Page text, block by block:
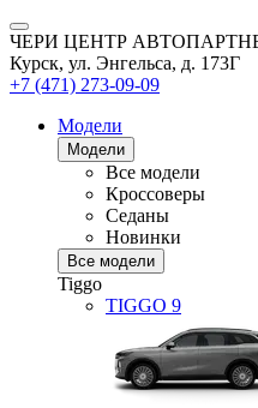
ЧЕРИ ЦЕНТР
Курск, ул. Энгельса, д. 173Г
+7 (471) 273-09-09
Модели
Модели
Все модели
Кроссоверы
Седаны
Новинки
Все модели
Tiggo
TIGGO 9